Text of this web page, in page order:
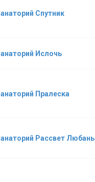
Спутник
Ислочь
Пралеска
Рассвет Любань